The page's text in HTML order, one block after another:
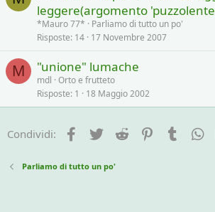
leggere(argomento
*Mauro 77*
Parliamo di tutto un po'
Risposte 14 17 Novembre 2007
M "unione" lumache
mdl Orto e frutteto
Risposte 1 18 Maggio 2002
Condividi: Facebook
Twitter Reddit Pinterest
Parliamo di tutto un po'